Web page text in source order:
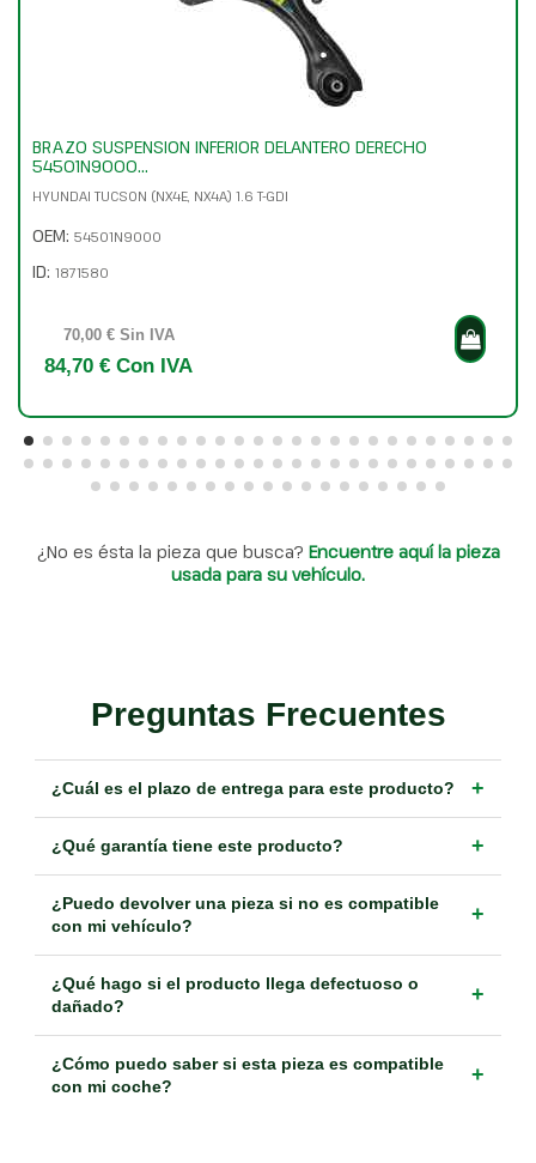
BRAZO SUSPENSION INFERIOR DELANTERO DERECHO
54501N9000...
HYUNDAI TUCSON (NX4E, NX4A) 1.6 T-GDI
OEM: 54501N9000
ID: 1871580
70,00 € Sin IVA
84,70 € Con IVA
¿No es ésta la pieza que busca? Encuentre aquí la pieza
usada para su vehículo.
Preguntas Frecuentes
¿Cuál es el plazo de entrega para este producto? +
¿Qué garantía tiene este producto? +
¿Puedo devolver una pieza si no es compatible
con mi vehículo?
+
¿Qué hago si el producto llega defectuoso o
dañado?
+
¿Cómo puedo saber si esta pieza es compatible
con mi coche?
+